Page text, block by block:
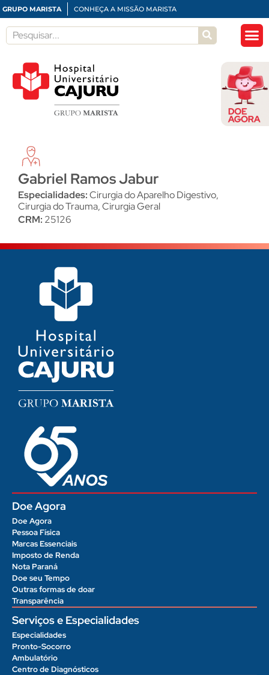
GRUPO MARISTA CONHEÇA A MISSÃO MARISTA
Gabriel Ramos Jabur
Especialidades:Cirurgia do Aparelho Digestivo,
Cirurgia do Trauma,Cirurgia Geral
CRM: 25126
Doe Agora
Doe Agora
Pessoa Física
Marcas Essenciais
Imposto de Renda
Nota Paraná
Doe seu Tempo
Outras formas de doar
Transparência
Serviços e Especialidades
Especialidades
Pronto-Socorro
Ambulatório
Centro de Diagnósticos